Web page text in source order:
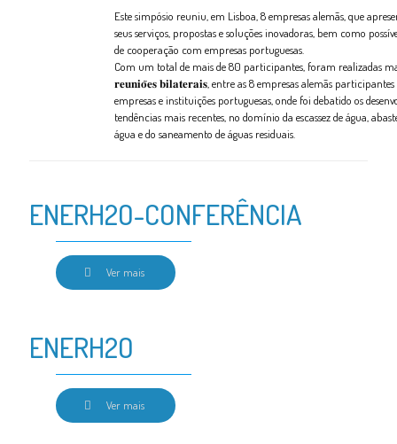
Este simpósio reuniu, em Lisboa, 8 empresas alemãs, que
seus serviços, propostas e soluções inovadoras, bem como
de cooperação com empresas portuguesas.
Com um total de mais de 80 participantes, foram realizadas
𝐫𝐞𝐮𝐧𝐢𝐨̃𝐞𝐬 𝐛𝐢𝐥𝐚𝐭𝐞𝐫𝐚𝐢𝐬, entre as 8 empresas alemãs
empresas e instituições portuguesas, onde foi debatido os
tendências mais recentes, no domínio da escassez de água,
água e do saneamento de águas residuais.
ENERH2O-CONFERÊNCIA
Ver mais
ENERH2O
Ver mais